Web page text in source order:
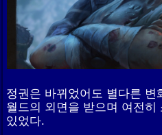
정권은 바뀌었어도 별다른
월드의 외면을 받으며 여전히
있었다.